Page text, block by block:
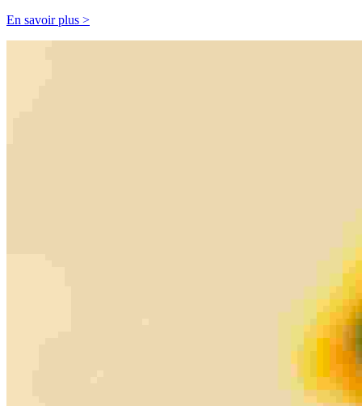
En savoir plus >